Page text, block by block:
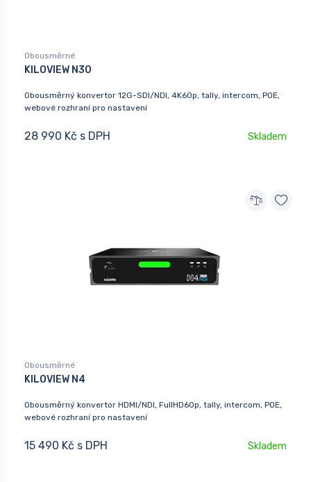
Obousměrné
KILOVIEW N30
Obousměrný konvertor 12G-SDI/NDI, 4K60p, tally, intercom, POE,
webové rozhraní pro nastavení
28 990 Kč s DPH Skladem
Obousměrné
KILOVIEW N4
Obousměrný konvertor HDMI/NDI, FullHD60p, tally, intercom, POE,
webové rozhraní pro nastavení
15 490 Kč s DPH Skladem